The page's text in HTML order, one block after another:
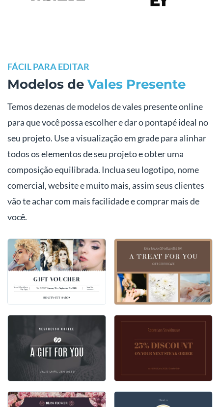
FÁCIL PARA EDITAR
Modelos de Vales Presente
Temos dezenas de modelos de vales presente online
para que você possa escolher e dar o pontapé ideal no
seu projeto. Use a visualização em grade para alinhar
todos os elementos de seu projeto e obter uma
composição equilibrada. Inclua seu logotipo, nome
comercial, website e muito mais, assim seus clientes
vão te achar com mais facilidade e comprar mais de
você.